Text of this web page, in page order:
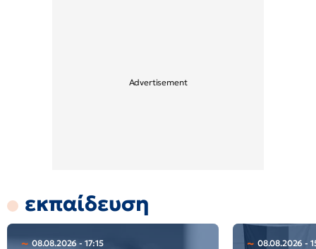
εκπαίδευση
08.08.2026 - 17:15 08.08.2026 -